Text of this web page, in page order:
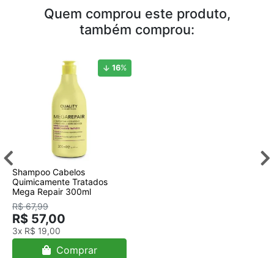
Quem comprou este produto,
também comprou:
16%
Shampoo Cabelos
Quimicamente Tratados
Mega Repair 300ml
R$ 67,99
R$ 57,00
3x R$ 19,00
Comprar